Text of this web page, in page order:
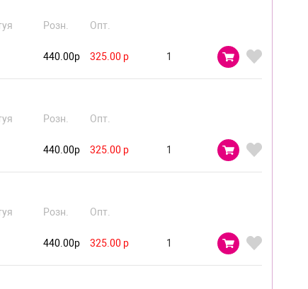
Розн. Опт.
440.00р 325.00 р
Розн. Опт.
440.00р 325.00 р
Розн. Опт.
440.00р 325.00 р